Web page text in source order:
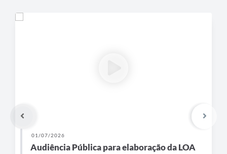
01/07/2026
Audiência Pública para elaboração da LOA